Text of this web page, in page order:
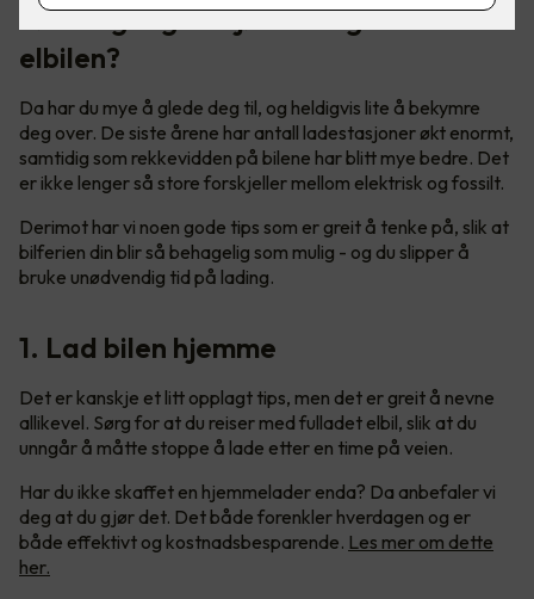
Første gang du kjører langtur med
elbilen?
Da har du mye å glede deg til, og heldigvis lite å bekymre
deg over. De siste årene har antall ladestasjoner økt enormt,
samtidig som rekkevidden på bilene har blitt mye bedre. Det
er ikke lenger så store forskjeller mellom elektrisk og fossilt.
Derimot har vi noen gode tips som er greit å tenke på, slik at
bilferien din blir så behagelig som mulig - og du slipper å
bruke unødvendig tid på lading.
1. Lad bilen hjemme
Det er kanskje et litt opplagt tips, men det er greit å nevne
allikevel. Sørg for at du reiser med fulladet elbil, slik at du
unngår å måtte stoppe å lade etter en time på veien.
Har du ikke skaffet en hjemmelader enda? Da anbefaler vi
deg at du gjør det. Det både forenkler hverdagen og er
både effektivt og kostnadsbesparende. Les mer om dette
her.